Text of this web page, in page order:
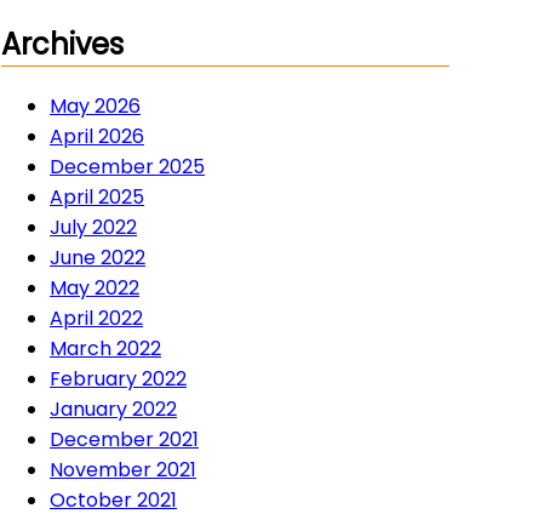
Archives
May 2026
April 2026
December 2025
April 2025
July 2022
June 2022
May 2022
April 2022
March 2022
February 2022
January 2022
December 2021
November 2021
October 2021